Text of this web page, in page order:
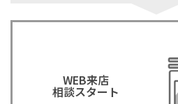
WEB来店
相談スタート